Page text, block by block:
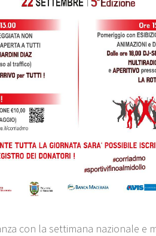
con la settimana nazionale e